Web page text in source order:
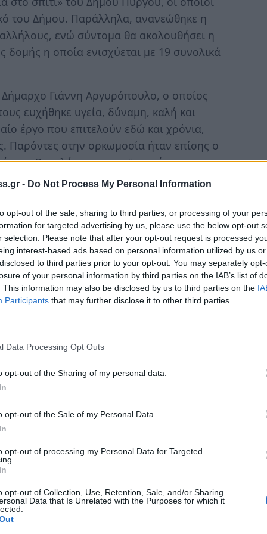
- Do Not Process My Personal Information
opt-out of the sale, sharing to third parties, or processing of your
for targeted advertising by us, please use the below opt-out
selection. Please note that after your opt-out request is processed
interest-based ads based on personal information utilized by us
to third parties prior to your opt-out. You may separately
of your personal information by third parties on the IAB’s list of
This information may also be disclosed by us to third parties on the
Participants that may further disclose it to other third parties.
Data Processing Opt Outs
opt-out of the Sharing of my personal data.
opt-out of the Sale of my Personal Data.
opt-out of processing my Personal Data for Targeted
opt-out of Collection, Use, Retention, Sale, and/or Sharing
Data that Is Unrelated with the Purposes for which it
του Δήμου. Παράλληλα, ανανεώθηκε η
ενώ σύντομα θα ακολουθήσει η
η οποία ενισχύεται με 19 συνολικά
Γιάννη Αργυρόπουλο, ο οποίος
ευχήθηκε υγεία, δύναμη, καλή και
έργο που επιτελούν εδώ και χρόνια,
Παρόντες στην ορκωμοσία ήταν επίσης ο
Βαρελάς και η προϊσταμένη των
δύο δεκαετιών σχεδόν - των εργαζομένων
με την ενσωμάτωσή τους στο δυναμικό του
του προγράμματος.«Ως Δημοτική Αρχή
σας και από την αμεσότητα που έχετε με τους
καλύτερα. Απ’ όλους εμάς θα έχετε όλη τη
δύναμη σας εύχομαι»,ανέφερε μεταξύ
οι: Ιωάννης Σαργέντης, Αθηνά Κλάδη-
Λιβάνου, Αγγελική Λαμπροπούλου,
Μανωλέρη, Αικατερίνη Πουρνάρα. Οι
διετή σύμβαση με δυνατότητα
Μαρία Σταυροπούλου και Ευφροσύνη